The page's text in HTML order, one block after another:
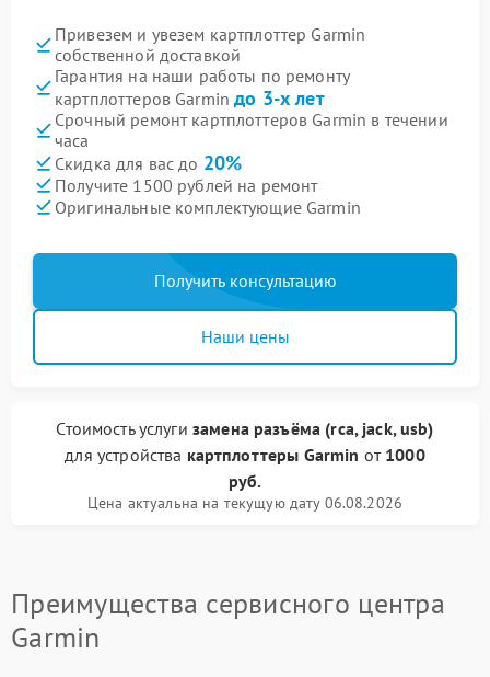
Привезем и увезем картплоттер Garmin
собственной доставкой
Гарантия на наши работы по ремонту
картплоттеров Garminдо 3-х лет
Срочный ремонт картплоттеров Garmin в течении
часа
Скидка для вас до 20%
Получите 1500 рублей на ремонт
Оригинальные комплектующие Garmin
Получить консультацию
Наши цены
Стоимость услуги замена разъёма (rca, jack, usb)
для устройства картплоттеры Garmin от 1000
руб.
Цена актуальна на текущую дату 06.08.2026
Преимущества сервисного центра
Garmin